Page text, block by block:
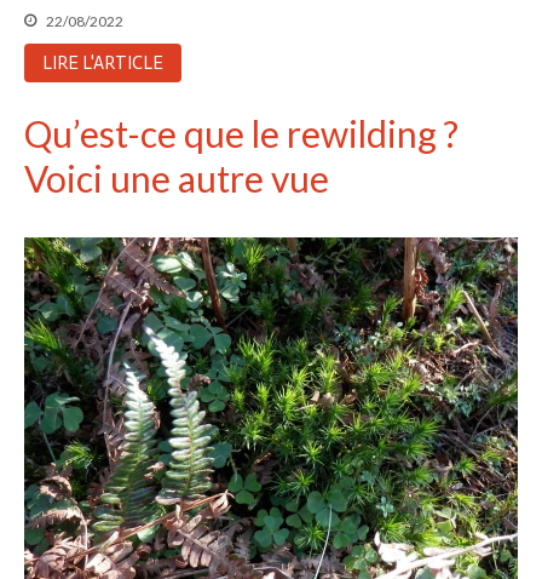
22/08/2022
LIRE L'ARTICLE
Qu’est-ce que le rewilding ?
Voici une autre vue